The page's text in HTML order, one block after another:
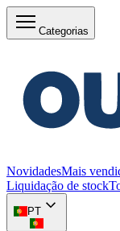
Categorias
NovidadesMais
Liquidação de stock
PT